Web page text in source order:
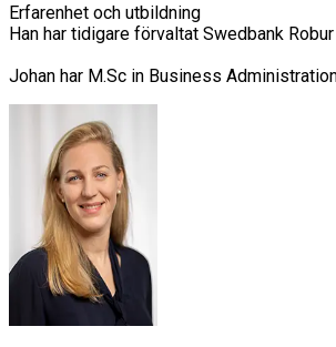
Erfarenhet och utbildning
Han har tidigare förvaltat Swedbank
Johan har M.Sc in Business